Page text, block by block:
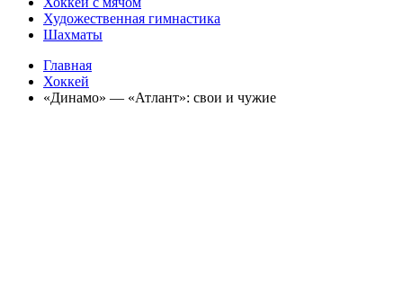
Художественная гимнастика
Шахматы
Главная
Хоккей
«Динамо» — «Атлант»: свои и чужие